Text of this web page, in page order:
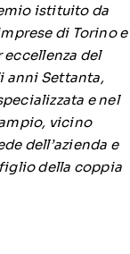
istituito da
di Torino e
del
anni Settanta,
e nel
vicino
dell’azienda e
della coppia